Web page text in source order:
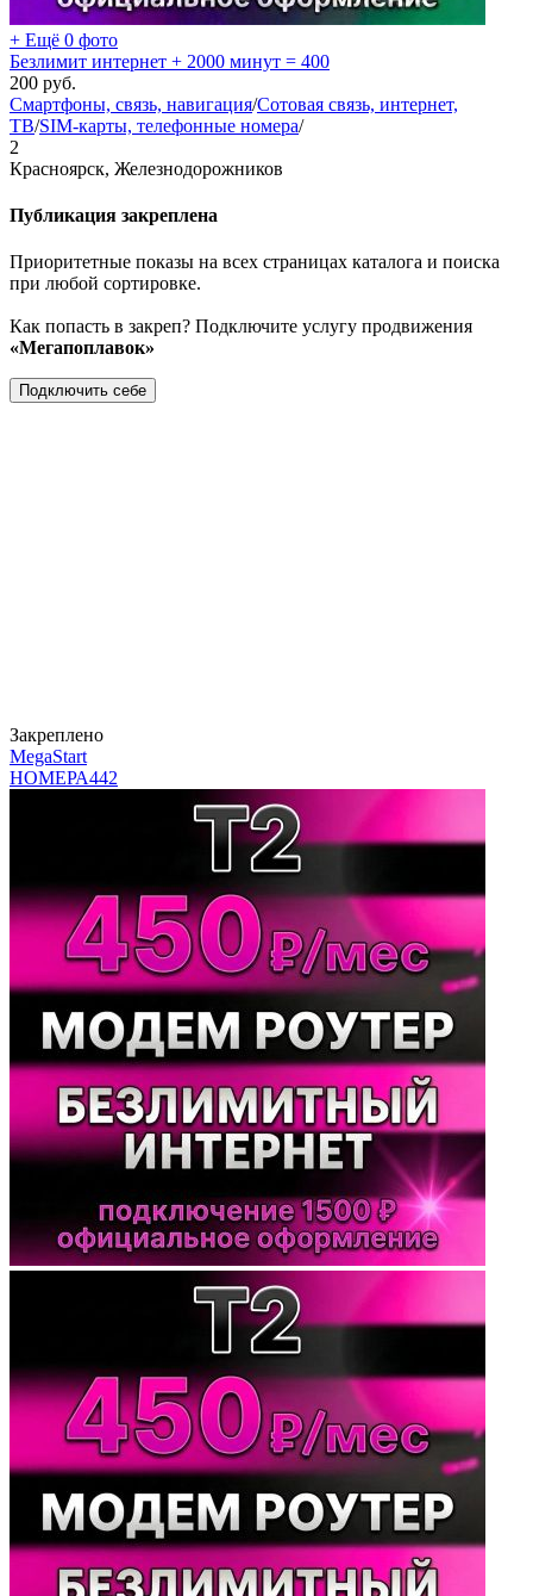
+ Ещё 0 фото
Безлимит интернет + 2000 минут = 400
200 руб.
Смартфоны, связь, навигация/Сотовая связь, интернет,
ТВ/SIM-карты, телефонные номера/
2
Красноярск, Железнодорожников
Публикация закреплена
Приоритетные показы на всех страницах каталога и поиска
при любой сортировке.
Как попасть в закреп? Подключите услугу продвижения
«Мегапоплавок»
Подключить себе
Закреплено
MegaStart
НОМЕРА442